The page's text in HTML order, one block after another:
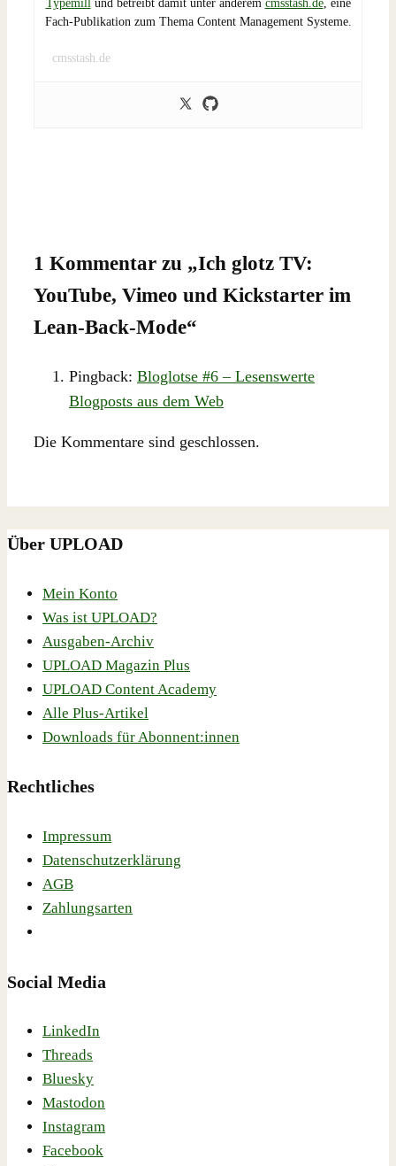
Typemill und betreibt damit unter anderem cmsstash.de, eine
Fach-Publikation zum Thema Content Management Systeme.
cmsstash.de
1 Kommentar zu „Ich glotz TV:
YouTube, Vimeo und Kickstarter im
Lean-Back-Mode“
Pingback: Bloglotse #6 – Lesenswerte
Blogposts aus dem Web
Die Kommentare sind geschlossen.
Über UPLOAD
Mein Konto
Was ist UPLOAD?
Ausgaben-Archiv
UPLOAD Magazin Plus
UPLOAD Content Academy
Alle Plus-Artikel
Downloads für Abonnent:innen
Rechtliches
Impressum
Datenschutzerklärung
AGB
Zahlungsarten
Social Media
LinkedIn
Threads
Bluesky
Mastodon
Instagram
Facebook